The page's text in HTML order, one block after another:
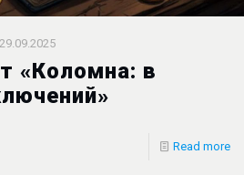
29.09.2025
«Коломна: в
Read more